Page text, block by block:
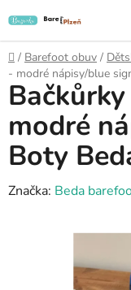
na
obsah
Domů
/ Barefoot obuv /
- modré nápisy/blue
modré
Boty
Značka: Beda